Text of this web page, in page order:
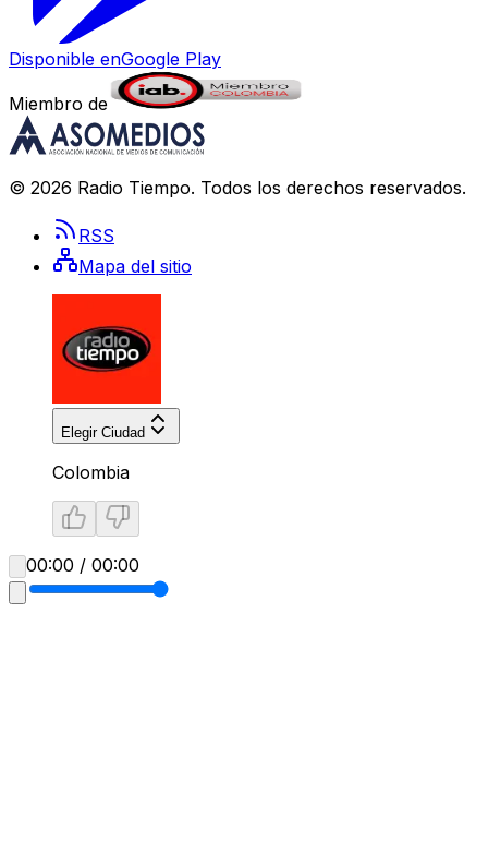
Disponible enGoogle Play
Miembro de
© 2026 Radio Tiempo. Todos los derechos reservados.
RSS
Mapa del sitio
Elegir Ciudad
Colombia
00:00 / 00:00